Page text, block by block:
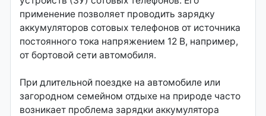
применение позволяет проводить зарядку
аккумуляторов сотовых телефонов от источника
постоянного тока напряжением 12 В, например,
от бортовой сети автомобиля.
При длительной поездке на автомобиле или
загородном семейном отдыхе на природе часто
возникает проблема зарядки аккумулятора